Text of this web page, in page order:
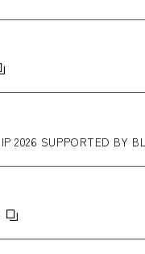
2026 SUPPORTED BY